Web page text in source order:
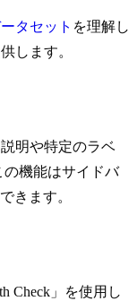
タセット を理解し
します。
明や特定のラベ
の機能はサイドバ
きます。
Check」を使用し